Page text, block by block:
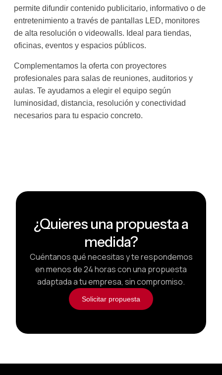
permite difundir contenido publicitario, informativo o de
entretenimiento a través de pantallas LED, monitores
de alta resolución o videowalls. Ideal para tiendas,
oficinas, eventos y espacios públicos.
Complementamos la oferta con proyectores
profesionales para salas de reuniones, auditorios y
aulas. Te ayudamos a elegir el equipo según
luminosidad, distancia, resolución y conectividad
necesarios para tu espacio concreto.
¿Quieres una propuesta a
medida?
Cuéntanos qué necesitas y te respondemos
en menos de 24 horas con una propuesta
adaptada a tu empresa, sin compromiso.
Solicitar propuesta